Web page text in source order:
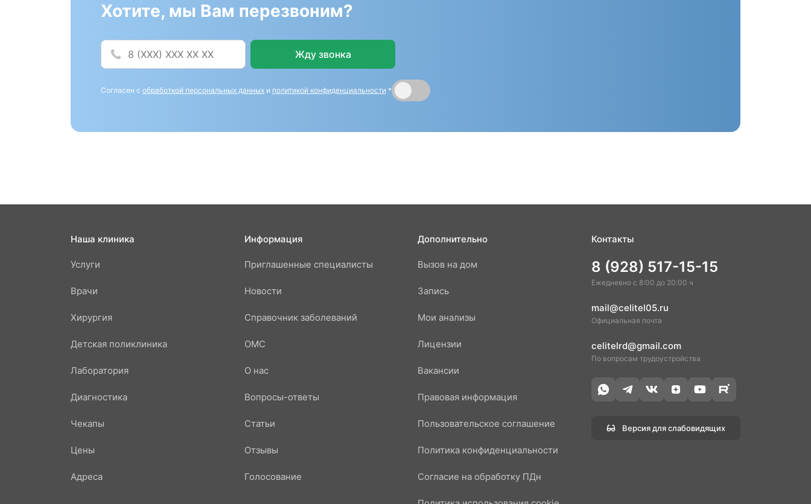
Хотите, мы Вам перезвоним?
Жду звонка
Согласен с обработкой персональных данных и политикой конфиденциальности *
Наша клиника
Услуги
Врачи
Хирургия
Детская поликлиника
Лаборатория
Диагностика
Чекапы
Цены
Адреса
Информация
Приглашенные специалисты
Новости
Справочник заболеваний
ОМС
О нас
Вопросы-ответы
Статьи
Отзывы
Голосование
Дополнительно
Вызов на дом
Запись
Мои анализы
Лицензии
Вакансии
Правовая информация
Пользовательское соглашение
Политика конфиденциальности
Согласие на обработку ПДн
Контакты
8 (928) 517-15-15
Ежедневно с 8:00 до 20:00 ч
mail@celitel05.ru
Официальная почта
celitelrd@gmail.com
По вопросам трудоустройства
Версия для слабовидящих